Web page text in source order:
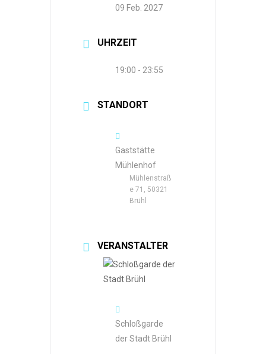
09 Feb. 2027
UHRZEIT
19:00 - 23:55
STANDORT
Gaststätte
Mühlenhof
Mühlenstraß
e 71, 50321
Brühl
VERANSTALTER
Schloßgarde
der Stadt Brühl